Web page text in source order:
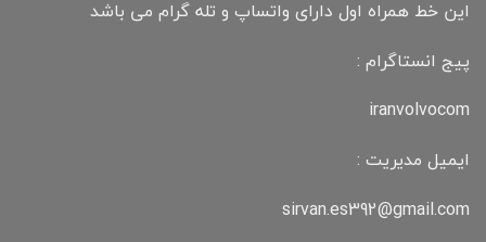
این خط همراه اول دارای واتساپ و تله گرام می باشد
پیج انستاگرام :
iranvolvocom
ایمیل مدیریت :
sirvan.es392@gmail.com